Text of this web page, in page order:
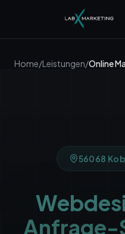
Home/Leistungen/Online
56068
Anfrage-